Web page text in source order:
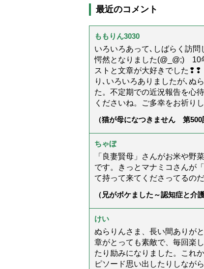
最近のコメント
ももりん3030
いろいろあって､しばらく訪
愕然となりました(@_@;) 10
ストと文章が大好きでした
り､いろいろありましたが､ぬ
た。不定期での近況報告を心
くださいね。ご多幸をお祈り
（猫が母になつきません 第500
ちゃぼ
「良妻賢母」さんがお米や野
です。きっとマナミコさんが
て持って来てくださってるの
（兄がボケました～認知症と介
けい
ぬらりんさま、長い間ありが
章がとっても素敵で、毎回楽
たり励みになりました。これ
ピソード思い出したりしなが